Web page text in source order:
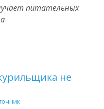
питательных
не